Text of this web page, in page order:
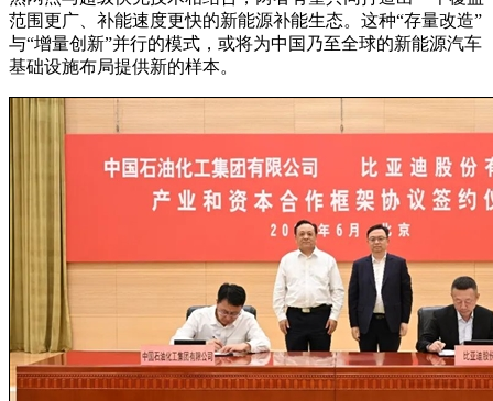
范围更广、补能速度更快的新能源补能生态。这种“存量改造”
与“增量创新”并行的模式，或将为中国乃至全球的新能源汽车
基础设施布局提供新的样本。